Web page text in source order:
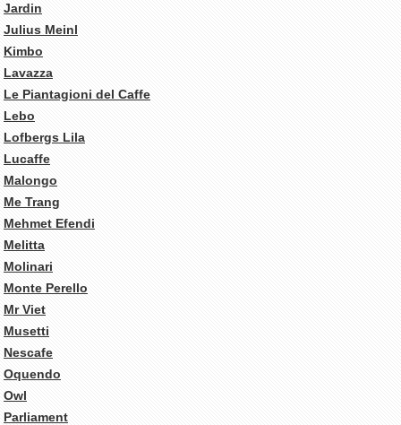
Jardin
Julius Meinl
Kimbo
Lavazza
Le Piantagioni del Caffe
Lebo
Lofbergs Lila
Lucaffe
Malongo
Me Trang
Mehmet Efendi
Melitta
Molinari
Monte Perello
Mr Viet
Musetti
Nescafe
Oquendo
Owl
Parliament